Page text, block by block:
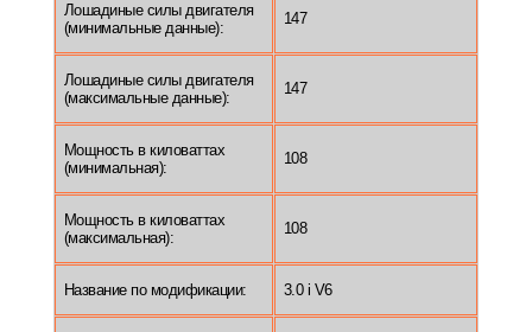
Лошадиные силы двигателя
(минимальные данные):
147
Лошадиные силы двигателя
(максимальные данные):
147
Мощность в киловаттах
(минимальная):
108
Мощность в киловаттах
(максимальная):
108
Название по модификации: 3.0 i V6